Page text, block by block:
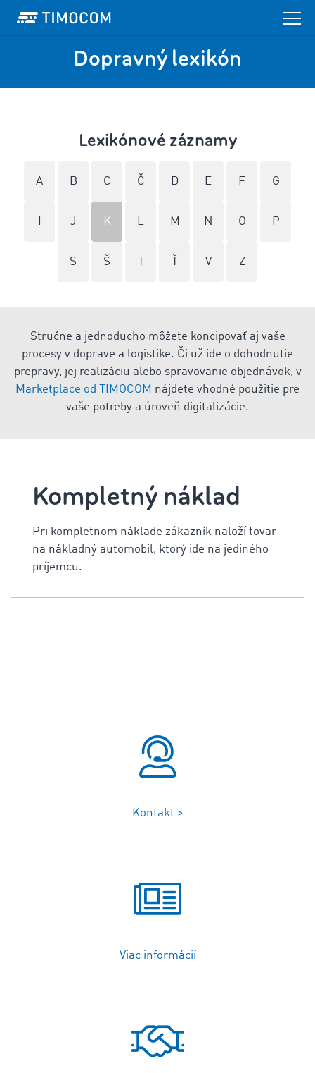
Dopravný lexikón
Lexikónové záznamy
A B C Č D E F G
J K L M N O P
S Š V Z
Stručne a jednoducho môžete koncipovať aj vaše
procesy v doprave a logistike. Či už ide o dohodnutie
prepravy, jej realizáciu alebo spravovanie objednávok, v
Marketplace od TIMOCOM nájdete vhodné použitie pre
vaše potreby a úroveň digitalizácie.
Kompletný náklad
Pri kompletnom náklade zákazník naloží tovar
na nákladný automobil, ktorý ide na jediného
príjemcu.
Kontakt >
Viac informácií